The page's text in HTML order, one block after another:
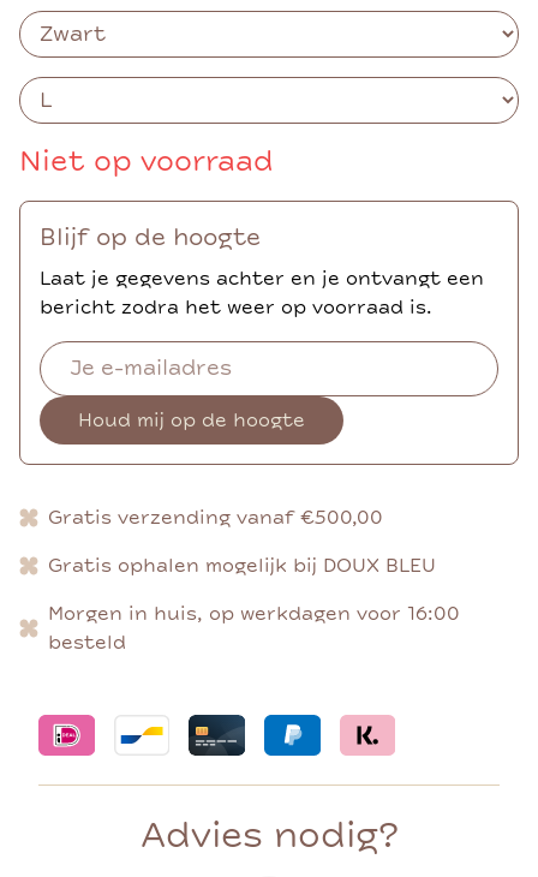
Niet op voorraad
Blijf op de hoogte
Laat je gegevens achter en je ontvangt een
bericht zodra het weer op voorraad is.
Houd mij op de hoogte
Gratis verzending vanaf €500,00
Gratis ophalen mogelijk bij DOUX BLEU
Morgen in huis, op werkdagen voor 16:00
besteld
Advies nodig?